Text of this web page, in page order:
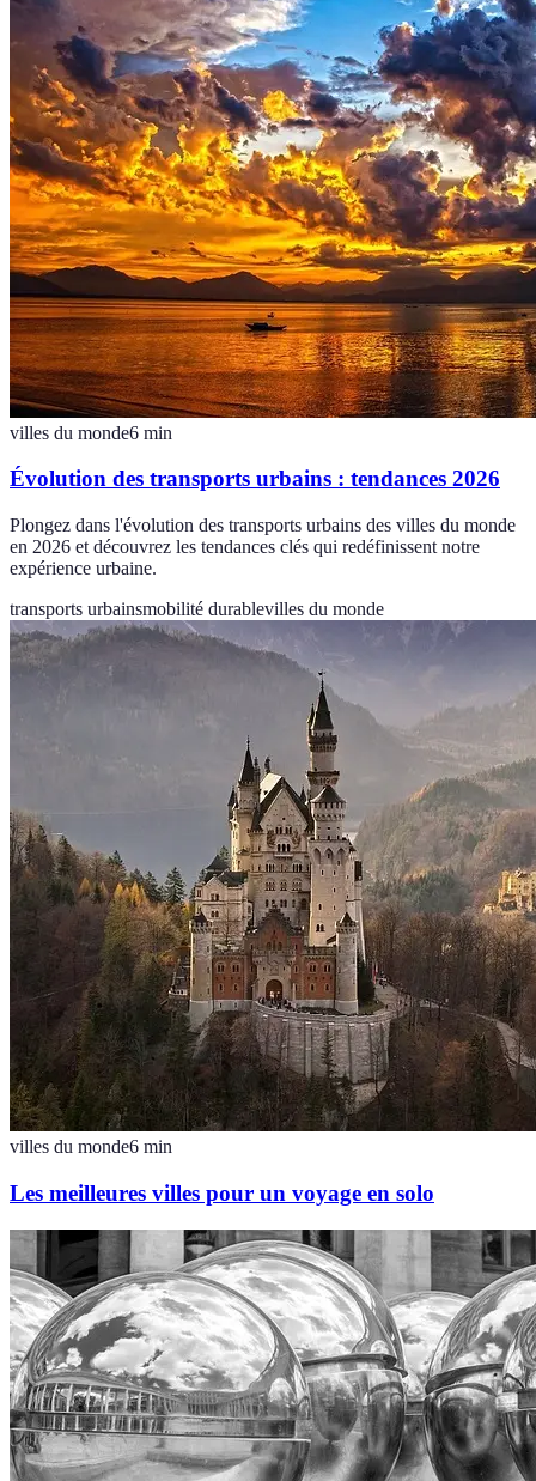
villes du monde6 min
Évolution des transports urbains : tendances 2026
Plongez dans l'évolution des transports urbains des villes du monde
en 2026 et découvrez les tendances clés qui redéfinissent notre
expérience urbaine.
transports urbainsmobilité durablevilles du monde
villes du monde6 min
Les meilleures villes pour un voyage en solo